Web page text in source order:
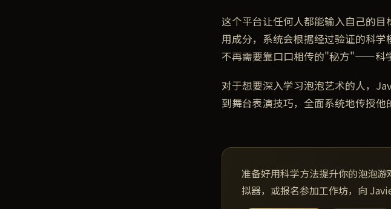
这个平台让任何人都能输入自己的
用成分，系统会根据经过验证的科学
不再需要靠口口相传的"秘方"——科
对于想要深入学习泡泡艺术的人，
到舞台表演技巧，全面系统地传授他
准备好用科学方法提升你的泡泡
拟器，或报名参加工作坊，向